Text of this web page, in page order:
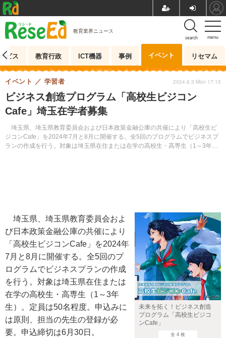
menu
search
教育業界ニュース
ビス 教育行政 ICT機器 事例 イベント リセマム
ビジネス創造プログラム「高校生ビジコン
Cafe」埼玉在学者募集
埼玉県、埼玉県教育委員会および日本政策金融公庫の共催により「高校生ビ
ジコンCafe」を2024年7月と8月に開催する。全5回のプログラムでビジネスプ
ランの作成を行う。対象は埼玉県在住または在学の高校生・高専生（1～3年
イベント 学習者 2024.6.3 Mon 17:15
未来を拓く！ビジネス創造
プログラム「高校生ビジコ
ンCafe」
全 4 枚
埼玉県、埼玉県教育委員会およ
び日本政策金融公庫の共催により
「高校生ビジコンCafe」を2024年
7月と8月に開催する。全5回のプ
ログラムでビジネスプランの作成
を行う。対象は埼玉県在住または
在学の高校生・高専生（1～3年
生）。定員は50名程度。申込みに
は原則、担当の先生の登録が必
要。申込締切は6月30日。